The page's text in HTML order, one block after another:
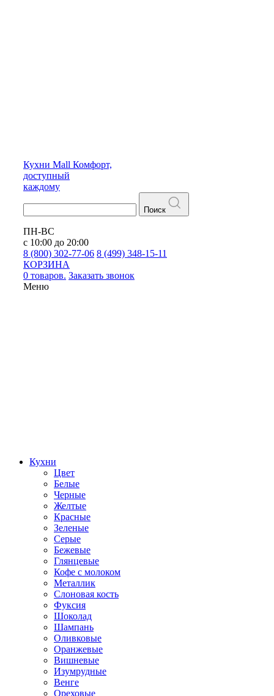
Кухни Mall Комфорт,
доступный
каждому
Поиск
ПН-ВС
с 10:00 до 20:00
8 (800) 302-77-06 8 (499) 348-15-11
КОРЗИНА
0 товаров. Заказать звонок
Меню
Кухни
Цвет
Белые
Черные
Желтые
Красные
Зеленые
Серые
Бежевые
Глянцевые
Кофе с молоком
Металлик
Слоновая кость
Фуксия
Шоколад
Шампань
Оливковые
Оранжевые
Вишневые
Изумрудные
Венге
Ореховые